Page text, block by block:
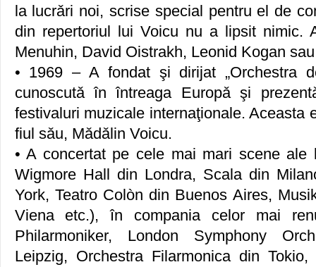
la lucrǎri noi, scrise special pentru el de
din repertoriul lui Voicu nu a lipsit nimic.
Menuhin, David Oistrakh, Leonid Kogan
• 1969 – A fondat şi dirijat „Orchestra
cunoscutǎ în întreaga Europǎ şi
festivaluri muzicale internaţionale. Aceasta
fiul sǎu, Mǎdǎlin Voicu.
• A concertat pe cele mai mari scene
Wigmore Hall din Londra, Scala din
York, Teatro Colòn din Buenos Aires,
Viena etc.), în compania celor mai
Philarmoniker, London Symphony
Leipzig, Orchestra Filarmonica din